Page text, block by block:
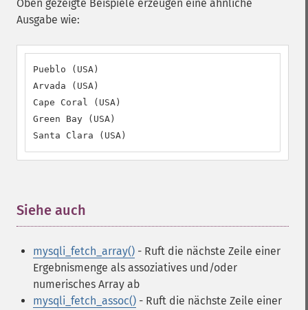
Oben gezeigte Beispiele erzeugen eine ähnliche
Ausgabe wie:
Pueblo (USA)
Arvada (USA)
Cape Coral (USA)
Green Bay (USA)
Santa Clara (USA)
Siehe auch
mysqli_fetch_array() - Ruft die nächste Zeile einer
Ergebnismenge als assoziatives und/oder
numerisches Array ab
mysqli_fetch_assoc() - Ruft die nächste Zeile einer